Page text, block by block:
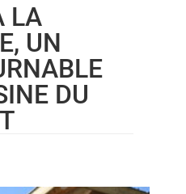
LA
UN
DU